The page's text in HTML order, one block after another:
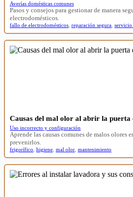
Averías domésticas comunes
Pasos y consejos para gestionar de manera
electrodomésticos.
fallo de electrodomésticos reparación segura servicio
Causas del mal olor al abrir la
Uso incorrecto y configuración
Aprende las causas comunes de malos olores
prevenirlos.
frigorífico higiene mal olor mantenimiento